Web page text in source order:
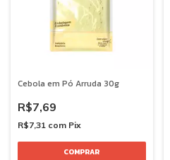
Cebola em Pó Arruda 30g
R$7,69
R$7,31 com Pix